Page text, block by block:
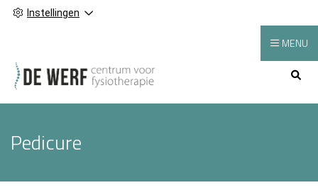
Instellingen
Hoofdmenu
MENU
Pedicure